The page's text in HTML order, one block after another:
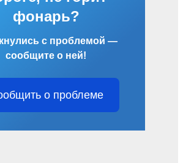
фонарь?
с проблемой —
сообщите о ней!
о проблеме